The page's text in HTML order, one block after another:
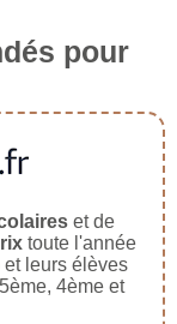
pour
et de
toute l'année
leurs élèves
4ème et